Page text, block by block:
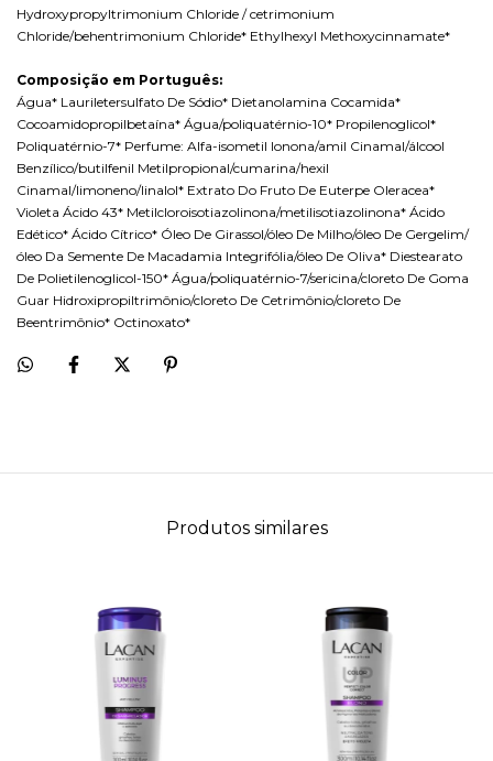
Hydroxypropyltrimonium Chloride / cetrimonium
Chloride/behentrimonium Chloride* Ethylhexyl Methoxycinnamate*
Composição em Português:
Água* Lauriletersulfato De Sódio* Dietanolamina Cocamida*
Cocoamidopropilbetaína* Água/poliquatérnio-10* Propilenoglicol*
Poliquatérnio-7* Perfume: Alfa-isometil Ionona/amil Cinamal/álcool
Benzílico/butilfenil Metilpropional/cumarina/hexil
Cinamal/limoneno/linalol* Extrato Do Fruto De Euterpe Oleracea*
Violeta Ácido 43* Metilcloroisotiazolinona/metilisotiazolinona* Ácido
Edético* Ácido Cítrico* Óleo De Girassol/óleo De Milho/óleo De Gergelim/
óleo Da Semente De Macadamia Integrifólia/óleo De Oliva* Diestearato
De Polietilenoglicol-150* Água/poliquatérnio-7/sericina/cloreto De Goma
Guar Hidroxipropiltrimônio/cloreto De Cetrimônio/cloreto De
Beentrimônio* Octinoxato*
Produtos similares